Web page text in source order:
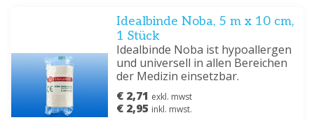
Idealbinde Noba, 5 m x 10 cm,
1 Stück
Idealbinde Noba ist hypoallergen
und universell in allen Bereichen
der Medizin einsetzbar.
€ 2,71 exkl. mwst
€ 2,95 inkl. mwst.